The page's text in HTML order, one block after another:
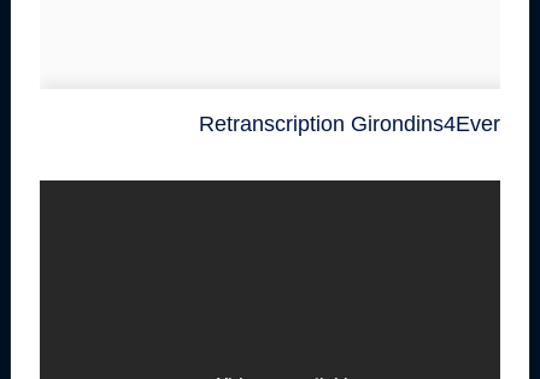
Retranscription Girondins4Ever